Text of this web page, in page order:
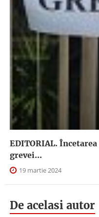
EDITORIAL.
grevei...
19 martie 2024
De acelasi autor